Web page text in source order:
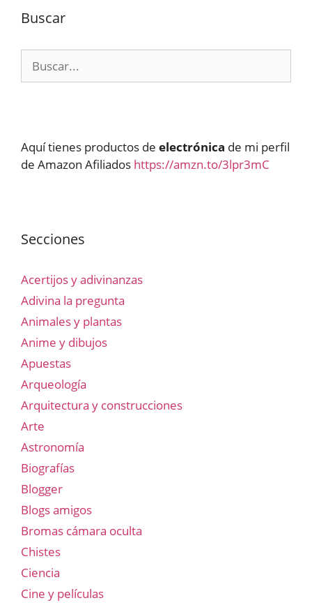
Buscar
Aquí tienes productos de electrónica de mi perfil
de Amazon Afiliados https://amzn.to/3lpr3mC
Secciones
Acertijos y adivinanzas
Adivina la pregunta
Animales y plantas
Anime y dibujos
Apuestas
Arqueología
Arquitectura y construcciones
Arte
Astronomía
Biografías
Blogger
Blogs amigos
Bromas cámara oculta
Chistes
Ciencia
Cine y películas